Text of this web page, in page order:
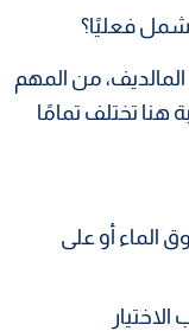
فعليًا؟
من المهم
هنا تختلف تمامًا
الماء أو على